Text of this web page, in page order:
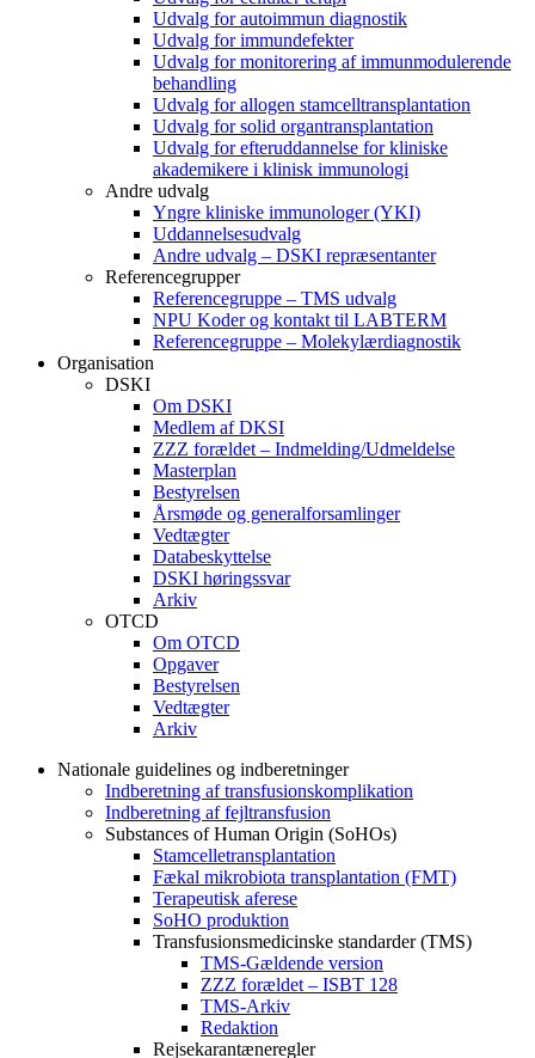
Udvalg for autoimmun diagnostik
Udvalg for immundefekter
Udvalg for monitorering af immunmodulerende
behandling
Udvalg for allogen stamcelltransplantation
Udvalg for solid organtransplantation
Udvalg for efteruddannelse for kliniske
akademikere i klinisk immunologi
Andre udvalg
Yngre kliniske immunologer (YKI)
Uddannelsesudvalg
Andre udvalg – DSKI repræsentanter
Referencegrupper
Referencegruppe – TMS udvalg
NPU Koder og kontakt til LABTERM
Referencegruppe – Molekylærdiagnostik
Organisation
DSKI
Om DSKI
Medlem af DKSI
ZZZ forældet – Indmelding/Udmeldelse
Masterplan
Bestyrelsen
Årsmøde og generalforsamlinger
Vedtægter
Databeskyttelse
DSKI høringssvar
Arkiv
OTCD
Om OTCD
Opgaver
Bestyrelsen
Vedtægter
Arkiv
Nationale guidelines og indberetninger
Indberetning af transfusionskomplikation
Indberetning af fejltransfusion
Substances of Human Origin (SoHOs)
Stamcelletransplantation
Fækal mikrobiota transplantation (FMT)
Terapeutisk aferese
SoHO produktion
Transfusionsmedicinske standarder (TMS)
TMS-Gældende version
ZZZ forældet – ISBT 128
TMS-Arkiv
Redaktion
Rejsekarantæneregler